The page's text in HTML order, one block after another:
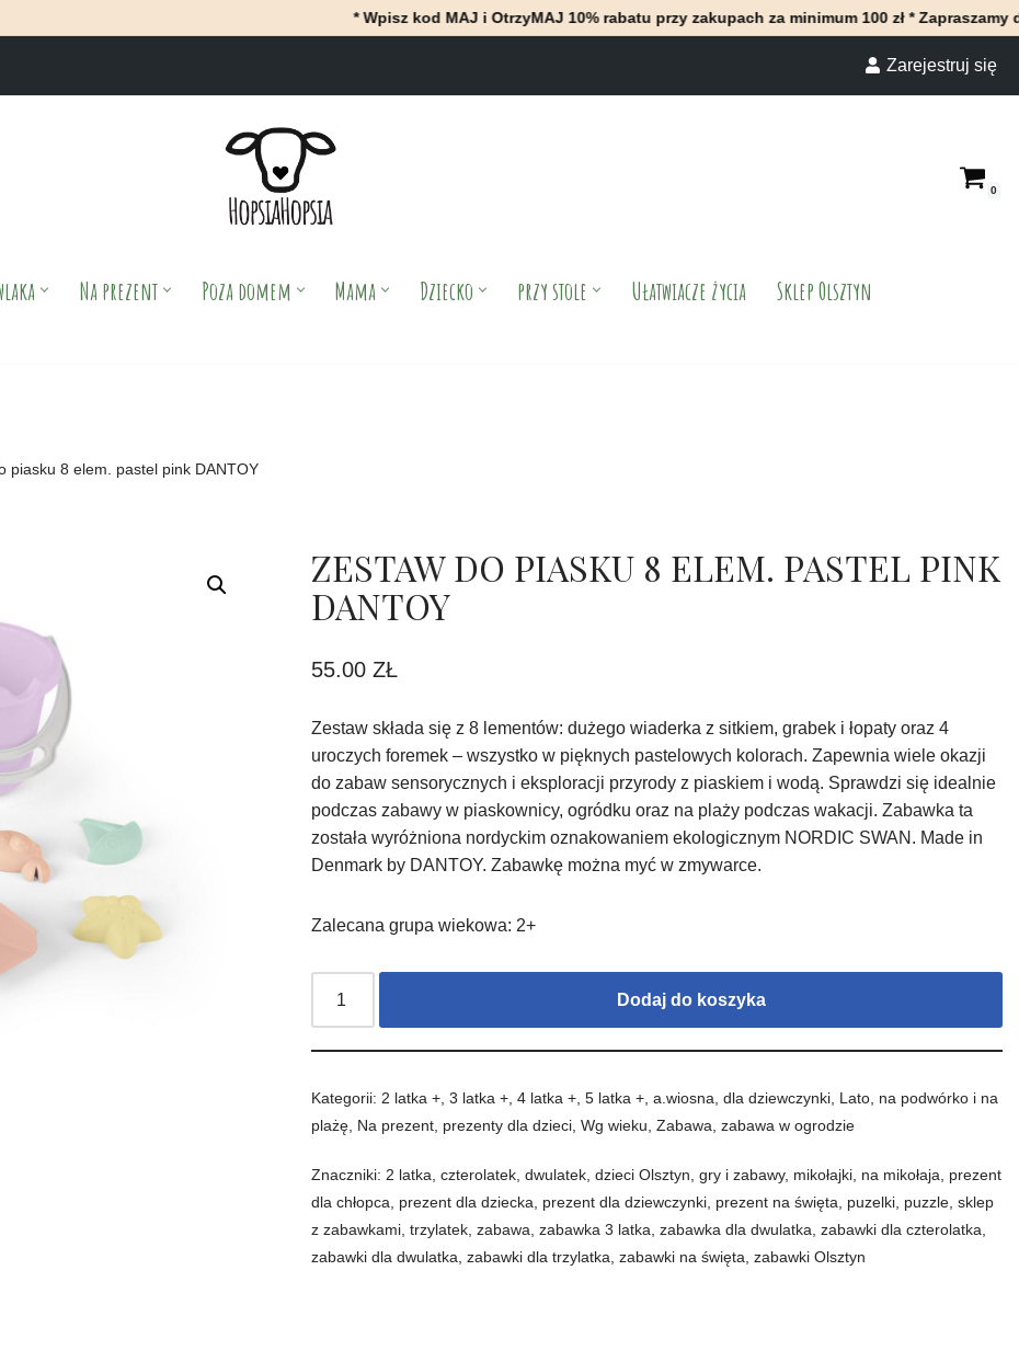
* Wpisz kod MAJ i OtrzyMAJ 10% rabatu przy zakupach za minimum 100 zł * Zapraszamy do
Zarejestruj się
0
Na prezent Poza domem Mama Dziecko przy stole Ułatwiacze życia
Sklep Olsztyn
piasku 8 elem. pastel pink DANTOY
ZESTAW DO PIASKU 8 ELEM. PASTEL PINK
DANTOY
55.00ZŁ
Zestaw składa się z 8 lementów: dużego wiaderka z sitkiem, grabek i łopaty oraz 4
uroczych foremek – wszystko w pięknych pastelowych kolorach. Zapewnia wiele okazji
do zabaw sensorycznych i eksploracji przyrody z piaskiem i wodą. Sprawdzi się idealnie
podczas zabawy w piaskownicy, ogródku oraz na plaży podczas wakacji. Zabawka ta
została wyróżniona nordyckim oznakowaniem ekologicznym NORDIC SWAN. Made in
Denmark by DANTOY. Zabawkę można myć w zmywarce.
Zalecana grupa wiekowa: 2+
Dodaj do koszyka
Kategorii: 2 latka + ,3 latka + ,4 latka + ,5 latka + ,a.wiosna ,dla dziewczynki Lato na podwórko i na
plażę Na prezent prezenty dla dzieci ,Wg wieku ,Zabawa ,zabawa w ogrodzie
Znaczniki: 2 latka ,czterolatek ,dwulatek ,dzieci Olsztyn ,gry i zabawy, mikołajki na mikołaja
prezent
dla chłopca
prezent dla dziecka prezent dla dziewczynki prezent na święta puzelki puzzle ,sklep
z zabawkami ,trzylatek ,zabawa ,zabawka 3 latka ,zabawka dla dwulatka ,zabawki dla czterolatka
zabawki dla dwulatka ,zabawki dla trzylatka ,zabawki na święta ,zabawki Olsztyn